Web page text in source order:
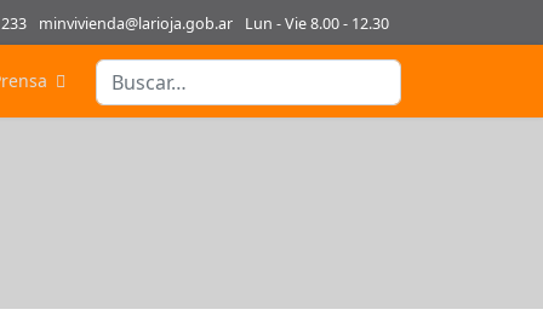
minvivienda@larioja.gob.ar Lun - Vie 8.00 - 12.30
Buscar
Type 2 or more characters for results.